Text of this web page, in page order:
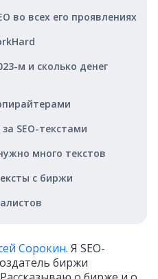
во всех его проявлениях
м и сколько денег
SEO-текстами
много текстов
с биржи
Сорокин. Я SEO-
биржи